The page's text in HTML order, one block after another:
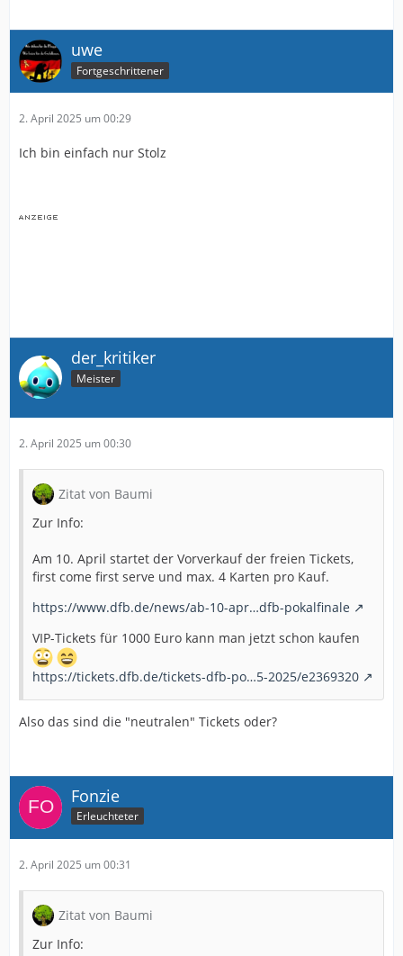
uwe
Fortgeschrittener
2. April 2025 um 00:29
Ich bin einfach nur Stolz
der_kritiker
Meister
2. April 2025 um 00:30
Zitat von Baumi
Zur Info:
Am 10. April startet der Vorverkauf der freien Tickets,
first come first serve und max. 4 Karten pro Kauf.
https://www.dfb.de/news/ab-10-apr…dfb-pokalfinale
VIP-Tickets für 1000 Euro kann man jetzt schon kaufen
https://tickets.dfb.de/tickets-dfb-po…5-2025/e2369320
Also das sind die "neutralen" Tickets oder?
Fonzie
Erleuchteter
2. April 2025 um 00:31
Zitat von Baumi
Zur Info: